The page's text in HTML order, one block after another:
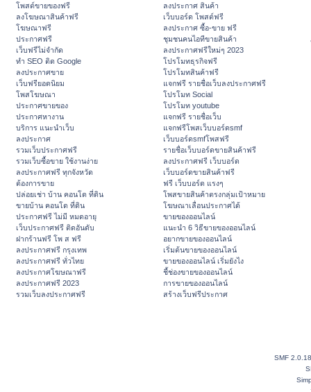
โพสต์ขายของฟรี
ลงโฆษณาสินค้าฟรี
โฆษณาฟรี
ประกาศฟรี
เว็บฟรีไม่จำกัด
ทำ SEO ติด Google
ลงประกาศขาย
เว็บฟรียอดนิยม
โพสโฆษณา
ประกาศขายของ
ประกาศหางาน
บริการ แนะนำเว็บ
ลงประกาศ
รวมเว็บประกาศฟรี
รวมเว็บซื้อขาย ใช้งานง่าย
ลงประกาศฟรี ทุกจังหวัด
ต้องการขาย
ปล่อยเช่า บ้าน คอนโด ที่ดิน
ขายบ้าน คอนโด ที่ดิน
ประกาศฟรี ไม่มี หมดอายุ
เว็บประกาศฟรี ติดอันดับ
ฝากร้านฟรี โพ ส ฟรี
ลงประกาศฟรี กรุงเทพ
ลงประกาศฟรี ทั่วไทย
ลงประกาศโฆษณาฟรี
ลงประกาศฟรี 2023
รวมเว็บลงประกาศฟรี
ลงประกาศ สินค้า
เว็บบอร์ด โพสต์ฟรี
ลงประกาศ ซื้อ-ขาย ฟรี
ชุมชนคนไอทีขายสินค้า
ลงประกาศฟรีใหม่ๆ 2023
โปรโมทธุรกิจฟรี
โปรโมทสินค้าฟรี
แจกฟรี รายชื่อเว็บลงประกาศฟรี
โปรโมท Social
โปรโมท youtube
แจกฟรี รายชื่อเว็บ
แจกฟรีโพสเว็บบอร์ดsmf
เว็บบอร์ดsmfโพสฟรี
รายชื่อเว็บบอร์ดขายสินค้าฟรี
ลงประกาศฟรี เว็บบอร์ด
เว็บบอร์ดขายสินค้าฟรี
ฟรี เว็บบอร์ด แรงๆ
โพสขายสินค้าตรงกลุ่มเป้าหมาย
โฆษณาเลื่อนประกาศได้
ขายของออนไลน์
แนะนำ 6 วิธีขายของออนไลน์
อยากขายของออนไลน์
เริ่มต้นขายของออนไลน์
ขายของออนไลน์ เริ่มยังไง
ชี้ช่องขายของออนไลน์
การขายของออนไลน์
สร้างเว็บฟรีประกาศ
SMF 2.0.18